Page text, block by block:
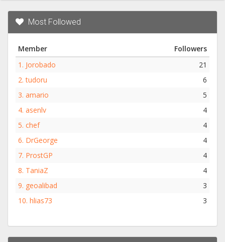
Most Followed
Member
Followers
1. Jorobado
21
2.tudoru
6
3. amario
5
4. asenlv
4
5. chef
4
6. DrGeorge
4
7. ProstGP
4
8. TaniaZ
4
9. geoalibad
3
10. hlias73 3